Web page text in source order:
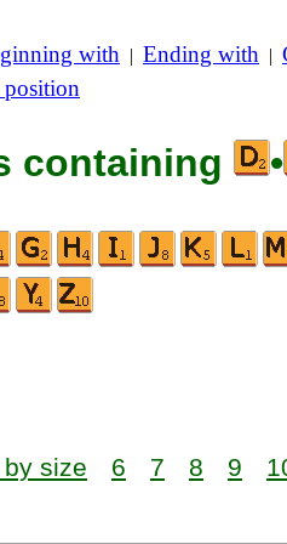
with | Ending with |
containing •
size 6 7 8 9